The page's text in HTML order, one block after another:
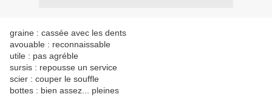
graine : cassée avec les dents
avouable : reconnaissable
utile : pas agréble
sursis : repousse un service
scier : couper le souffle
bottes : bien assez... pleines